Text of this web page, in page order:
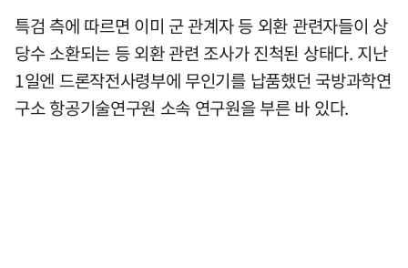
특검 측에 따르면 이미 군 관계자 등 외환 관련자들이 상
당수 소환되는 등 외환 관련 조사가 진척된 상태다. 지난
1일엔 드론작전사령부에 무인기를 납품했던 국방과학연
구소 항공기술연구원 소속 연구원을 부른 바 있다.